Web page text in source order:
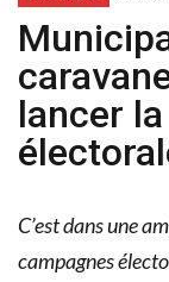
lancer
C’est dans une
campagnes